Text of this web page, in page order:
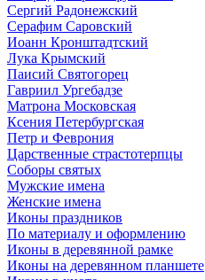
Сергий Радонежский
Серафим Саровский
Иоанн Кронштадтский
Лука Крымский
Паисий Святогорец
Гавриил Ургебадзе
Матрона Московская
Ксения Петербургская
Петр и Феврония
Царственные страстотерпцы
Соборы святых
Мужские имена
Женские имена
Иконы праздников
По материалу и оформлению
Иконы в деревянной рамке
Иконы на деревянном планшете